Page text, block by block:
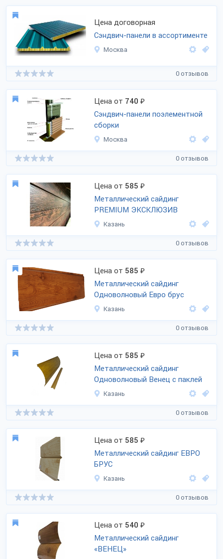
Цена договорная
Сэндвич-панели в ассортименте
Москва
0 отзывов
Цена от 740 ₽
Сэндвич-панели поэлементной
сборки
Москва
0 отзывов
Цена от 585 ₽
Металлический сайдинг
PREMIUM ЭКСКЛЮЗИВ
Казань
0 отзывов
Цена от 585 ₽
Металлический сайдинг
Одноволновый Евро брус
Казань
0 отзывов
Цена от 585 ₽
Металлический сайдинг
Одноволновый Венец с паклей
Казань
0 отзывов
Цена от 585 ₽
Металлический сайдинг ЕВРО
БРУС
Казань
0 отзывов
Цена от 540 ₽
Металлический сайдинг
«ВЕНЕЦ»